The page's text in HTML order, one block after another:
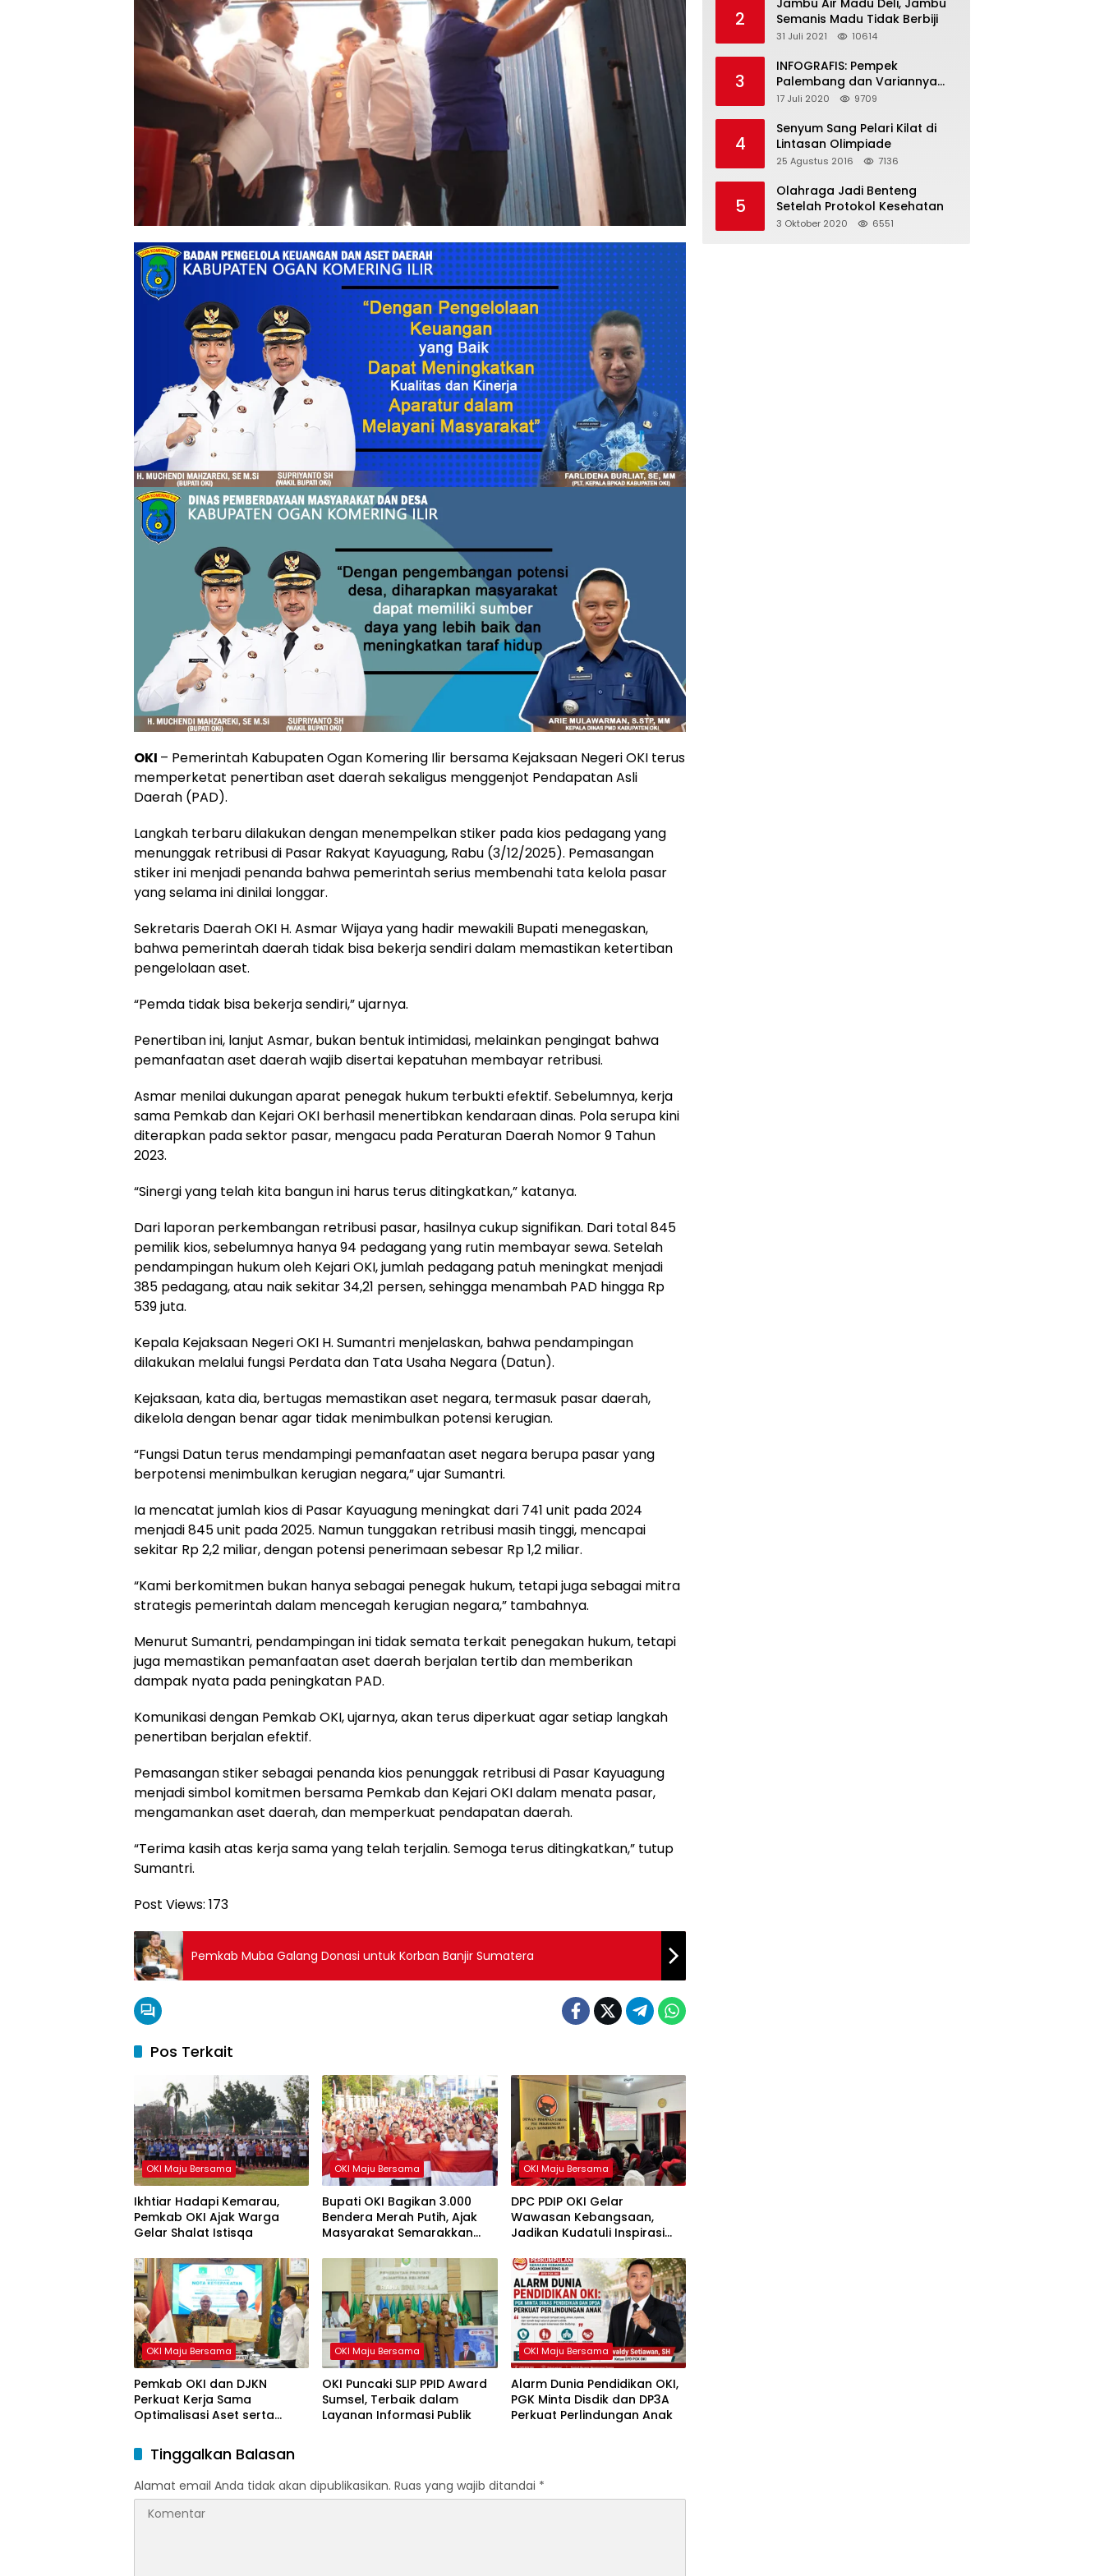
OKI – Pemerintah Kabupaten Ogan Komering Ilir bersama Kejaksaan Negeri OKI terus
memperketat penertiban aset daerah sekaligus menggenjot Pendapatan Asli
Daerah (PAD).
Langkah terbaru dilakukan dengan menempelkan stiker pada kios pedagang yang
menunggak retribusi di Pasar Rakyat Kayuagung, Rabu (3/12/2025). Pemasangan
stiker ini menjadi penanda bahwa pemerintah serius membenahi tata kelola pasar
yang selama ini dinilai longgar.
Sekretaris Daerah OKI H. Asmar Wijaya yang hadir mewakili Bupati menegaskan,
bahwa pemerintah daerah tidak bisa bekerja sendiri dalam memastikan ketertiban
pengelolaan aset.
“Pemda tidak bisa bekerja sendiri,” ujarnya.
Penertiban ini, lanjut Asmar, bukan bentuk intimidasi, melainkan pengingat bahwa
pemanfaatan aset daerah wajib disertai kepatuhan membayar retribusi.
Asmar menilai dukungan aparat penegak hukum terbukti efektif. Sebelumnya, kerja
sama Pemkab dan Kejari OKI berhasil menertibkan kendaraan dinas. Pola serupa kini
diterapkan pada sektor pasar, mengacu pada Peraturan Daerah Nomor 9 Tahun
2023.
“Sinergi yang telah kita bangun ini harus terus ditingkatkan,” katanya.
Dari laporan perkembangan retribusi pasar, hasilnya cukup signifikan. Dari total 845
pemilik kios, sebelumnya hanya 94 pedagang yang rutin membayar sewa. Setelah
pendampingan hukum oleh Kejari OKI, jumlah pedagang patuh meningkat menjadi
385 pedagang, atau naik sekitar 34,21 persen, sehingga menambah PAD hingga Rp
539 juta.
Kepala Kejaksaan Negeri OKI H. Sumantri menjelaskan, bahwa pendampingan
dilakukan melalui fungsi Perdata dan Tata Usaha Negara (Datun).
Kejaksaan, kata dia, bertugas memastikan aset negara, termasuk pasar daerah,
dikelola dengan benar agar tidak menimbulkan potensi kerugian.
“Fungsi Datun terus mendampingi pemanfaatan aset negara berupa pasar yang
berpotensi menimbulkan kerugian negara,” ujar Sumantri.
Ia mencatat jumlah kios di Pasar Kayuagung meningkat dari 741 unit pada 2024
menjadi 845 unit pada 2025. Namun tunggakan retribusi masih tinggi, mencapai
sekitar Rp 2,2 miliar, dengan potensi penerimaan sebesar Rp 1,2 miliar.
“Kami berkomitmen bukan hanya sebagai penegak hukum, tetapi juga sebagai mitra
strategis pemerintah dalam mencegah kerugian negara,” tambahnya.
Menurut Sumantri, pendampingan ini tidak semata terkait penegakan hukum, tetapi
juga memastikan pemanfaatan aset daerah berjalan tertib dan memberikan
dampak nyata pada peningkatan PAD.
Komunikasi dengan Pemkab OKI, ujarnya, akan terus diperkuat agar setiap langkah
penertiban berjalan efektif.
Pemasangan stiker sebagai penanda kios penunggak retribusi di Pasar Kayuagung
menjadi simbol komitmen bersama Pemkab dan Kejari OKI dalam menata pasar,
mengamankan aset daerah, dan memperkuat pendapatan daerah.
“Terima kasih atas kerja sama yang telah terjalin. Semoga terus ditingkatkan,” tutup
Sumantri.
Post Views: 173
Pemkab Muba Galang Donasi untuk Korban Banjir Sumatera
Pos Terkait
OKI Maju Bersama
Ikhtiar Hadapi Kemarau,
Pemkab OKI Ajak Warga
Gelar Shalat Istisqa
OKI Maju Bersama
Bupati OKI Bagikan 3.000
Bendera Merah Putih, Ajak
Masyarakat Semarakkan
OKI Maju Bersama
DPC PDIP OKI Gelar
Wawasan Kebangsaan,
Jadikan Kudatuli Inspirasi
OKI Maju Bersama
Pemkab OKI dan DJKN
Perkuat Kerja Sama
Optimalisasi Aset serta
OKI Maju Bersama
OKI Puncaki SLIP PPID Award
Sumsel, Terbaik dalam
Layanan Informasi Publik
OKI Maju Bersama
Alarm Dunia Pendidikan OKI,
PGK Minta Disdik dan DP3A
Perkuat Perlindungan Anak
Tinggalkan Balasan
Alamat email Anda tidak akan dipublikasikan. Ruas yang wajib ditandai *
2
Jambu Air Madu Deli, Jambu
Semanis Madu Tidak Berbiji
31 Juli 2021 10614
3
INFOGRAFIS: Pempek
Palembang dan Variannya
yang Melegenda
17 Juli 2020 9709
4
Senyum Sang Pelari Kilat di
Lintasan Olimpiade
25 Agustus 2016 7136
5
Olahraga Jadi Benteng
Setelah Protokol Kesehatan
3 Oktober 2020 6551